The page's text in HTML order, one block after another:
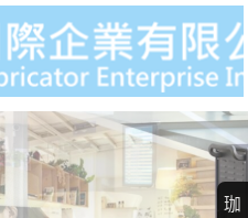
珈